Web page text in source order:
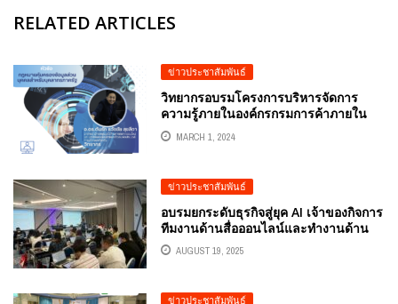
RELATED ARTICLES
ข่าวประชาสัมพันธ์
วิทยากรอบรมโครงการบริหารจัดการ
ความรู้ภายในองค์กรกรมการค้าภายใน
ประจำปีงบประมาณ พ.ศ. 2567 อ.ดร.ต้น
รัก ธวัชชัย สุขสีดา วิทยากร
MARCH 1, 2024
ข่าวประชาสัมพันธ์
อบรมยกระดับธุรกิจสู่ยุค AI เจ้าของกิจการ
ทีมงานด้านสื่อออนไลน์และทำงานด้าน
ออกแบบกราฟิก เตรียมพร้อมเข้าสู่โลกของ
ปัญญาประดิษฐ์ (AI) ที่จะเข้ามาเปลี่ยน
ธวัชชัย สุขสีดา ที่ปรึกษาประจำคณะ
AUGUST 19, 2025
ข่าวประชาสัมพันธ์